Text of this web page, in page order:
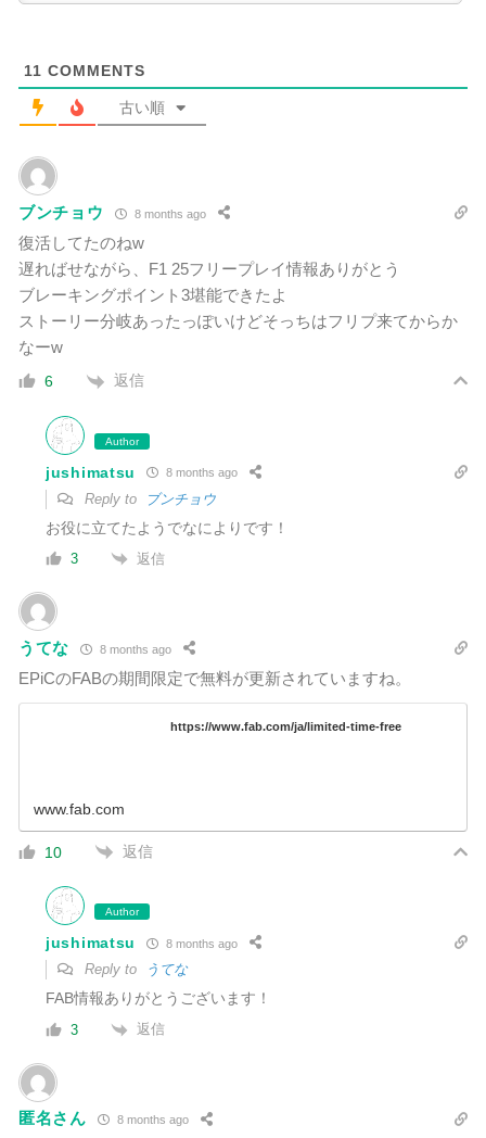
11 COMMENTS
古い順
ブンチョウ 8 months ago
復活してたのねw
遅ればせながら、F1 25フリープレイ情報ありがとう
ブレーキングポイント3堪能できたよ
ストーリー分岐あったっぽいけどそっちはフリプ来てからか
なーw
6 返信
Author
jushimatsu 8 months ago
Reply to ブンチョウ
お役に立てたようでなによりです！
3 返信
うてな 8 months ago
EPiCのFABの期間限定で無料が更新されていますね。
https://www.fab.com/ja/limited-time-free
www.fab.com
10 返信
Author
jushimatsu 8 months ago
Reply to うてな
FAB情報ありがとうございます！
3 返信
匿名さん 8 months ago